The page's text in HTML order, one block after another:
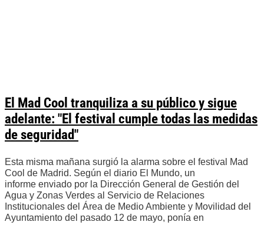
El Mad Cool tranquiliza a su público y sigue
adelante: "El festival cumple todas las medidas
de seguridad"
Esta misma mañana surgió la alarma sobre el festival Mad
Cool de Madrid. Según el diario El Mundo, un
informe enviado por la Dirección General de Gestión del
Agua y Zonas Verdes al Servicio de Relaciones
Institucionales del Área de Medio Ambiente y Movilidad del
Ayuntamiento del pasado 12 de mayo, ponía en